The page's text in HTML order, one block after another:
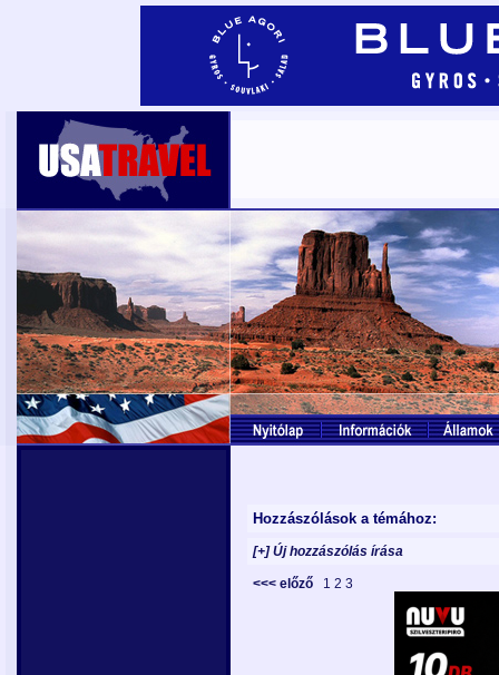
Hozzászólások a témához:
[+] Új hozzászólás írása
<<< előző 1 2 3